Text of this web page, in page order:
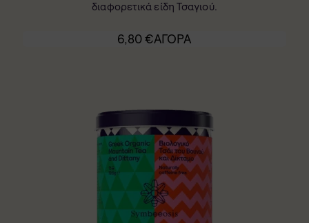
διαφορετικά είδη Τσαγιού.
6,80€ΑΓΟΡΑ